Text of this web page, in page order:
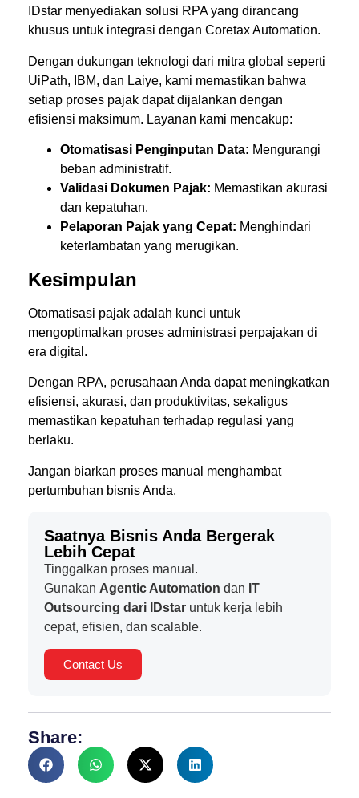
IDstar menyediakan solusi RPA yang dirancang
khusus untuk integrasi dengan Coretax Automation.
Dengan dukungan teknologi dari mitra global seperti
UiPath, IBM, dan Laiye, kami memastikan bahwa
setiap proses pajak dapat dijalankan dengan
efisiensi maksimum. Layanan kami mencakup:
Otomatisasi Penginputan Data: Mengurangi
beban administratif.
Validasi Dokumen Pajak: Memastikan akurasi
dan kepatuhan.
Pelaporan Pajak yang Cepat: Menghindari
keterlambatan yang merugikan.
Kesimpulan
Otomatisasi pajak adalah kunci untuk
mengoptimalkan proses administrasi perpajakan di
era digital.
Dengan RPA, perusahaan Anda dapat meningkatkan
efisiensi, akurasi, dan produktivitas, sekaligus
memastikan kepatuhan terhadap regulasi yang
berlaku.
Jangan biarkan proses manual menghambat
pertumbuhan bisnis Anda.
Saatnya Bisnis Anda Bergerak
Lebih Cepat
Tinggalkan proses manual.
Gunakan Agentic Automation dan IT
Outsourcing dari IDstar untuk kerja lebih
cepat, efisien, dan scalable.
Contact Us
Share: